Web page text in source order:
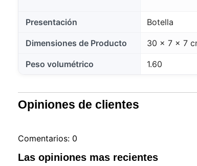
Presentación Botella
Dimensiones de Producto 30 x 7 x 7
Peso volumétrico 1.60
Opiniones de clientes
Comentarios: 0
Las opiniones mas recientes